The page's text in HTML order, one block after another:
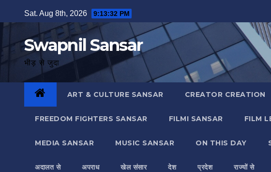
to
Sat. Aug 8th, 2026 9:13:32 PM
Swapnil Sansar
भीड़ से जुदा
ART & CULTURE SANSAR CREATOR CREATION
FREEDOM FIGHTERS SANSAR FILMI SANSAR FILM
MEDIA SANSAR MUSIC SANSAR ON THIS DAY
अदालत से अपराध खेल संसार देश प्रदेश राज्यों से